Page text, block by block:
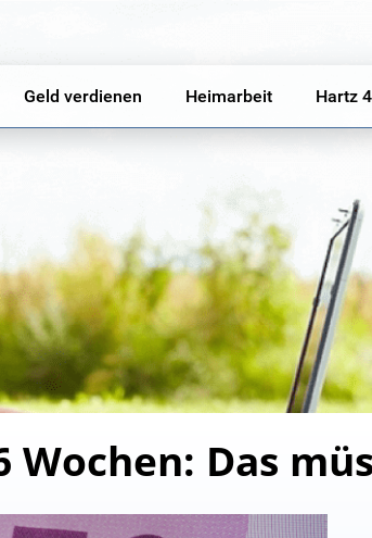
Geld verdienen Heimarbeit Hartz 4
Das